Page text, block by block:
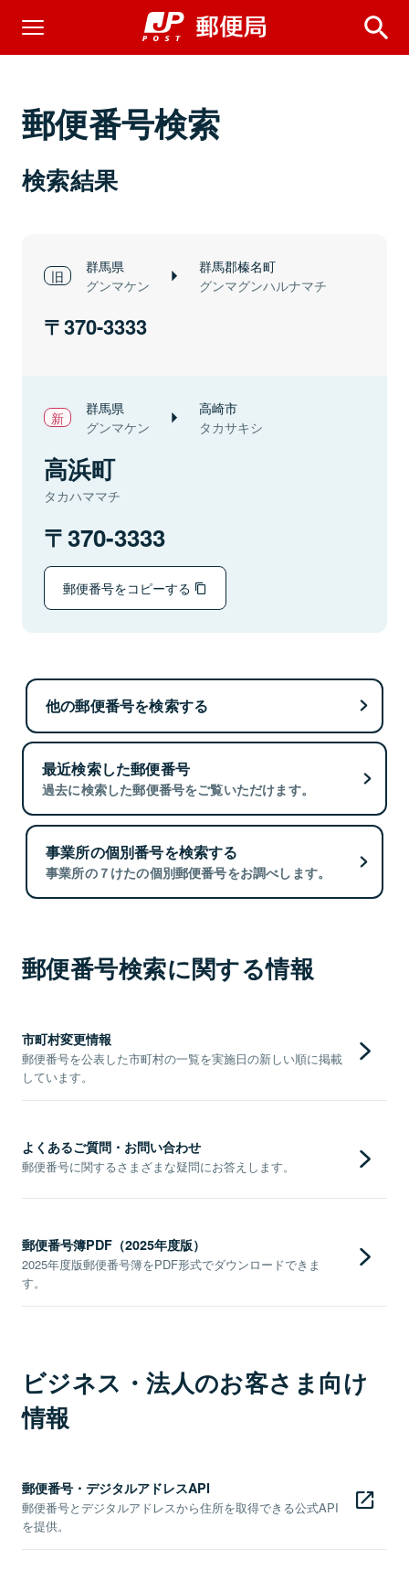
郵便番号検索
検索結果
群馬県
グンマケン
群馬郡榛名町
グンマグンハルナマチ
370-3333
群馬県
グンマケン
高崎市
タカサキシ
高浜町
タカハママチ
370-3333
郵便番号をコピーする
他の郵便番号を検索する
最近検索した郵便番号
過去に検索した郵便番号をご覧いただけます。
事業所の個別番号を検索する
事業所の７けたの個別郵便番号をお調べします。
郵便番号検索に関する情報
市町村変更情報
郵便番号を公表した市町村の一覧を実施日の新しい順に掲載
しています。
よくあるご質問・お問い合わせ
郵便番号に関するさまざまな疑問にお答えします。
郵便番号簿PDF（2025年度版）
2025年度版郵便番号簿をPDF形式でダウンロードできま
す。
ビジネス・法人のお客さま向け
情報
郵便番号・デジタルアドレスAPI
郵便番号とデジタルアドレスから住所を取得できる公式API
を提供。